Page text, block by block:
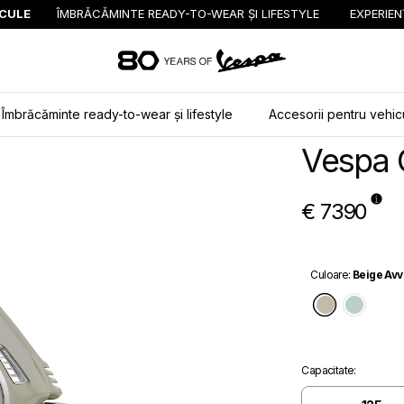
ÎMBRĂCĂMINTE READY-TO-WEAR ȘI LIFESTYLE
Îmbrăcăminte ready-to-wear și lifestyle Accesorii pentru
Vespa
€ 7390
Culoare: Beige
Beige
Capacitate: